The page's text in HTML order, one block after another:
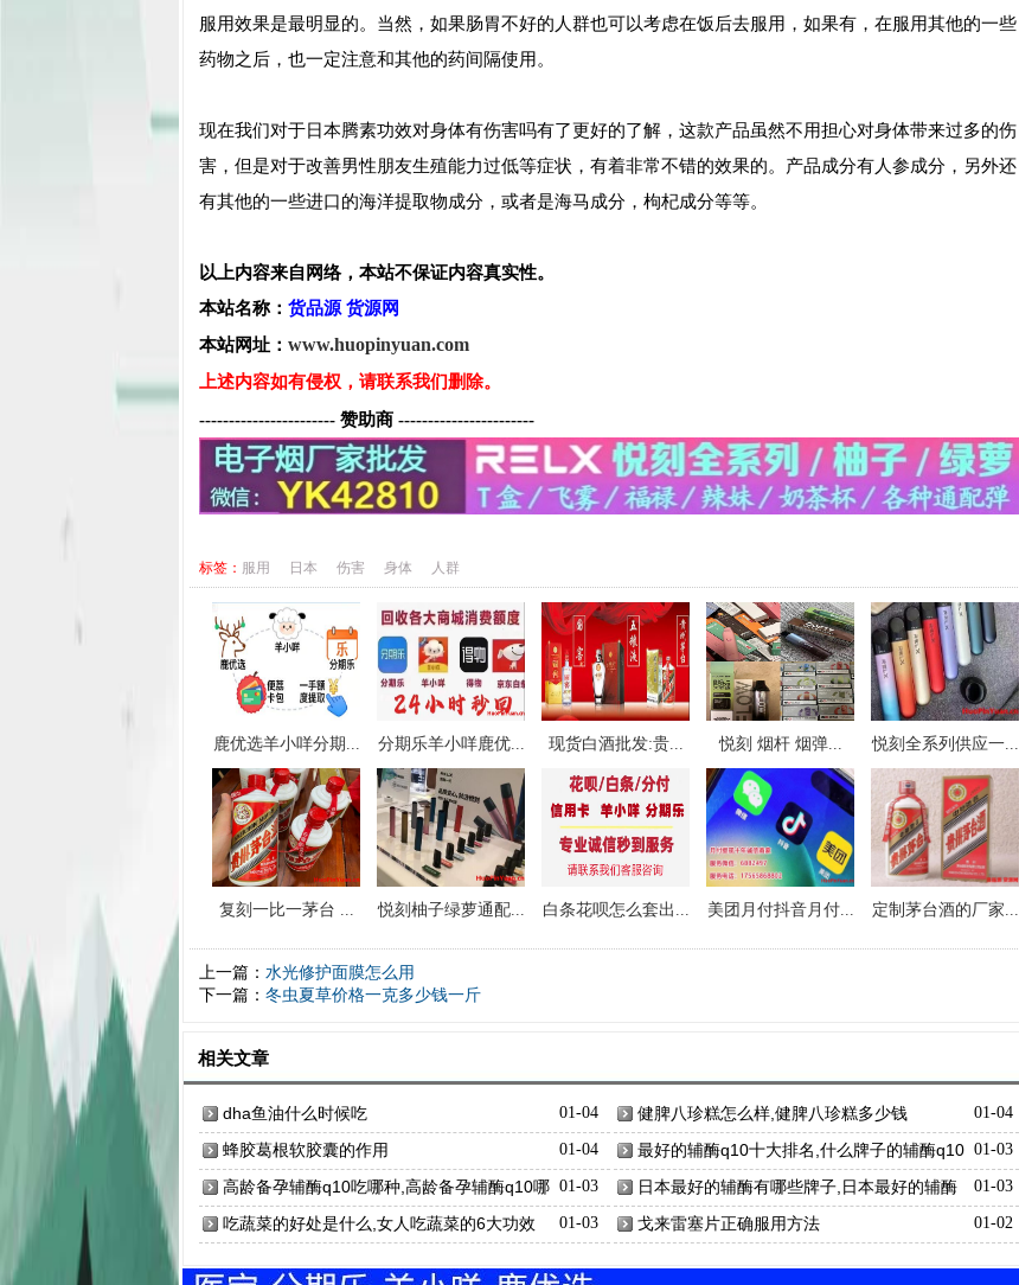
服用效果是最明显的。当然，如果肠胃不好的人群也可以考虑在饭后去服用，如果有，在服用其他的一些
药物之后，也一定注意和其他的药间隔使用。
现在我们对于日本腾素功效对身体有伤害吗有了更好的了解，这款产品虽然不用担心对身体带来过多的伤
害，但是对于改善男性朋友生殖能力过低等症状，有着非常不错的效果的。产品成分有人参成分，另外还
有其他的一些进口的海洋提取物成分，或者是海马成分，枸杞成分等等。
以上内容来自网络，本站不保证内容真实性。
本站名称： 货品源 货源网
本站网址： www.huopinyuan.com
上述内容如有侵权，请联系我们删除。
----------------------- 赞助商 -----------------------
标签： 服用 日本 伤害 身体 人群
鹿优选羊小咩分期... 分期乐羊小咩鹿优... 现货白酒批发:贵... 悦刻 烟杆 烟弹... 悦刻全系列供应一...
复刻一比一茅台 ... 悦刻柚子绿萝通配... 白条花呗怎么套出... 美团月付抖音月付... 定制茅台酒的厂家...
上一篇： 水光修护面膜怎么用
下一篇： 冬虫夏草价格一克多少钱一斤
相关文章
01-04
dha鱼油什么时候吃 01-04
健脾八珍糕怎么样,健脾八珍糕多少钱
01-04
蜂胶葛根软胶囊的作用 01-03
最好的辅酶q10十大排名,什么牌子的辅酶q10
最好最安全
01-03
高龄备孕辅酶q10吃哪种,高龄备孕辅酶q10哪
个牌子好
01-03
日本最好的辅酶有哪些牌子,日本最好的辅酶
第一名
01-03
吃蔬菜的好处是什么,女人吃蔬菜的6大功效 01-02
戈来雷塞片正确服用方法